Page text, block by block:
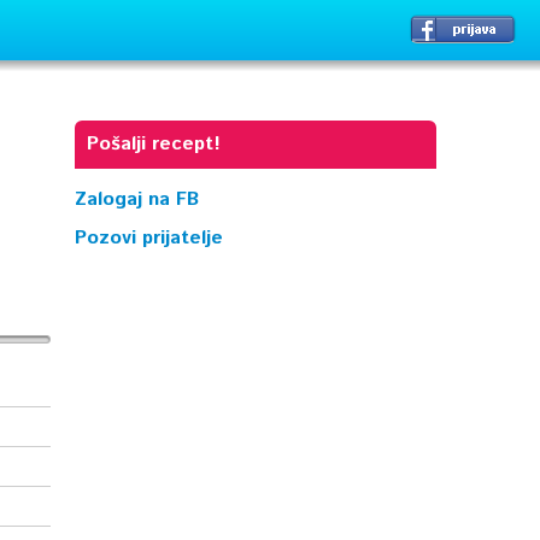
Pošalji recept!
Zalogaj na FB
Pozovi prijatelje